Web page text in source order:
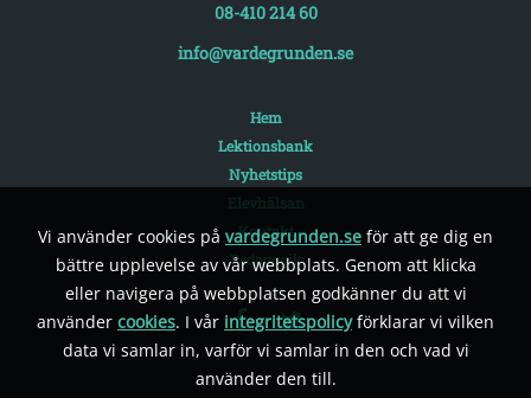
Vi använder cookies på vardegrunden.se för att ge dig en
bättre upplevelse av vår webbplats. Genom att klicka
eller navigera på webbplatsen godkänner du att vi
använder cookies. I vår integritetspolicyförklarar vi vilken
data vi samlar in, varför vi samlar in den och vad vi
använder den till.
08-410 214 60
info@vardegrunden.se
Hem
Lektionsbank
Nyhetstips
Kontakt
Pedagogik